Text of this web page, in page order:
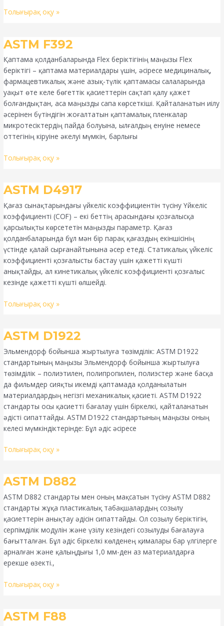
Толығырақ оқу »
ASTM F392
Қаптама қолданбаларында Flex беріктігінің маңызы Flex
беріктігі – қаптама материалдары үшін, әсіресе медициналық,
фармацевтикалық және азық-түлік қаптамасы салаларында
уақыт өте келе бөгеттік қасиеттерін сақтап қалу қажет
болғандықтан, аса маңызды сапа көрсеткіші. Қайталанатын иілу
әсерінен бүтіндігін жоғалтатын қаптамалық пленкалар
микротесіктердің пайда болуына, ылғалдың енуіне немесе
оттегінің кіруіне әкелуі мүмкін, барлығы
ASTM
Толығырақ оқу »
ASTM D4917
Қағаз сынақтарындағы үйкеліс коэффициентін түсіну Үйкеліс
коэффициенті (COF) – екі беттің арасындағы қозғалысқа
қарсылықты көрсететін маңызды параметр. Қағаз
қолданбаларында бұл мән бір парақ қағаздың екіншісінің
үстінде қалай сырғанайтынына әсер етеді. Статикалық үйкеліс
коэффициенті қозғалысты бастау үшін қажетті күшті
анықтайды, ал кинетикалық үйкеліс коэффициенті қозғалыс
кезінде қажетті күшті өлшейді.
ASTM
Толығырақ оқу »
ASTM D1922
Эльмендорф бойынша жыртылуға төзімділік: ASTM D1922
стандартының маңызы Эльмендорф бойынша жыртылуға
төзімділік – полиэтилен, полипропилен, полиэстер және басқа
да фильмдер сияқты икемді қаптамада қолданылатын
материалдардың негізгі механикалық қасиеті. ASTM D1922
стандарты осы қасиетті бағалау үшін біркелкі, қайталанатын
әдісті сипаттайды. ASTM D1922 стандартының маңызы оның
келесі мүмкіндіктерінде: Бұл әдіс әсіресе
ASTM
Толығырақ оқу »
ASTM D882
ASTM D882 стандарты мен оның мақсатын түсіну ASTM D882
стандарты жұқа пластикалық табақшалардың созылу
қасиеттерін анықтау әдісін сипаттайды. Ол созылу беріктігін,
серпімділік модулін және үзілу кезіндегі созылуды бағалауға
бағытталған. Бұл әдіс біркелкі көлденең қималары бар үлгілерге
арналған және қалыңдығы 1,0 мм-ден аз материалдарға
ерекше өзекті.,
ASTM
Толығырақ оқу »
ASTM F88
ASTM